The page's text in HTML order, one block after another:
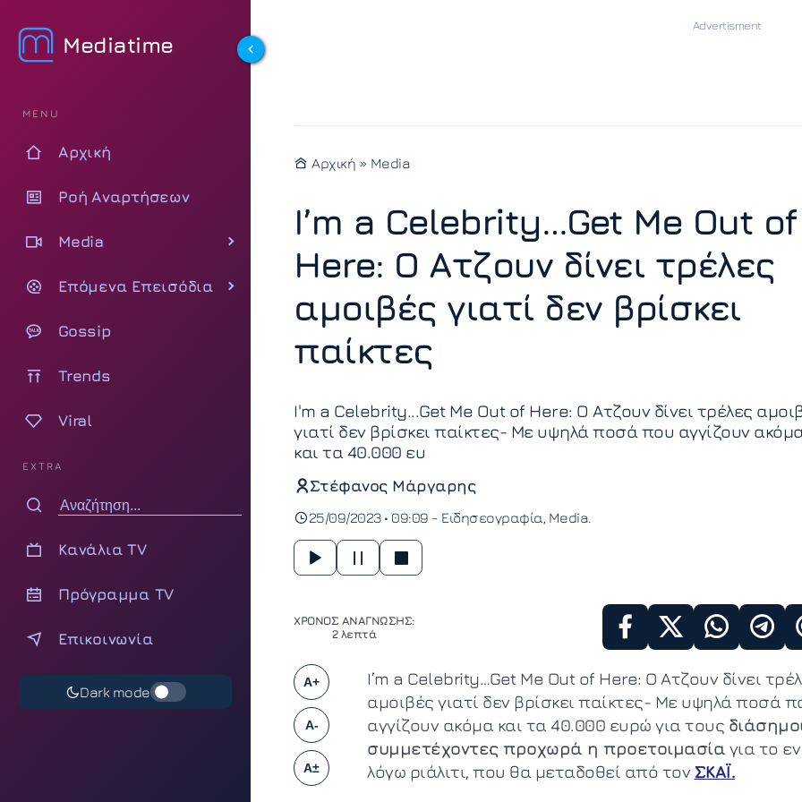
Mediatime
MENU
Αρχική
Ροή Αναρτήσεων
Media
Επόμενα Επεισόδια
Gossip
Trends
Viral
EXTRA
Κανάλια TV
Πρόγραμμα TV
Επικοινωνία
Dark mode
Αρχική » Media
I’m a Celebrity…Get Me Out of
Here: Ο Ατζουν δίνει τρέλες
αμοιβές γιατί δεν βρίσκει
παίκτες
I'm a Celebrity...Get Me Out of Here: Ο Ατζουν δίνει τρέλες
γιατί δεν βρίσκει παίκτες- Με υψηλά ποσά που αγγίζουν
και τα 40.000 ευ
Στέφανος Μάργαρης
25/09/2023 • 09:09 - Ειδησεογραφία Media
ΧΡΟΝΟΣ ΑΝΑΓΝΩΣΗΣ:
2 λεπτά
A+
A-
A±
I’m a Celebrity…Get Me Out of Here: Ο Ατζουν δίνει
αμοιβές γιατί δεν βρίσκει παίκτες- Με υψηλά ποσά
αγγίζουν ακόμα και τα 40.000 ευρώ για τους
συμμετέχοντες προχωρά η προετοιμασία για το εν
λόγω ριάλιτι, που θα μεταδοθεί από τον ΣΚΑΪ.